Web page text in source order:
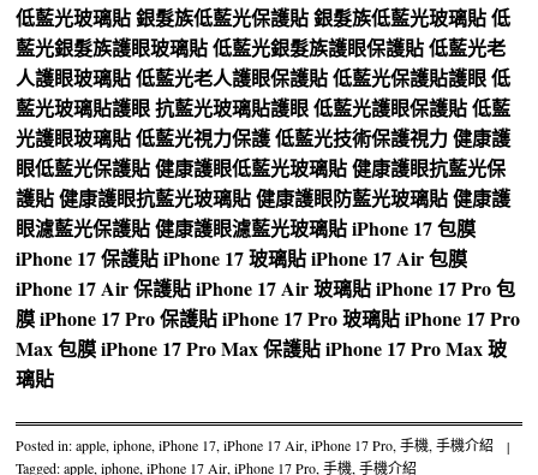
低藍光玻璃貼銀髮族低藍光保護貼銀髮族低藍光玻璃貼低
藍光銀髮族護眼玻璃貼低藍光銀髮族護眼保護貼低藍光老
人護眼玻璃貼低藍光老人護眼保護貼低藍光保護貼護眼低
藍光玻璃貼護眼抗藍光玻璃貼護眼低藍光護眼保護貼低藍
光護眼玻璃貼低藍光視力保護低藍光技術保護視力健康護
眼低藍光保護貼健康護眼低藍光玻璃貼健康護眼抗藍光保
護貼健康護眼抗藍光玻璃貼健康護眼防藍光玻璃貼健康護
眼濾藍光保護貼健康護眼濾藍光玻璃貼iPhone 17 包膜
iPhone 17 保護貼iPhone 17 玻璃貼iPhone 17 Air 包膜
iPhone 17 Air 保護貼iPhone 17 Air 玻璃貼iPhone 17 Pro 包
膜iPhone 17 Pro 保護貼iPhone 17 Pro 玻璃貼iPhone 17 Pro
Max 包膜iPhone 17 Pro Max 保護貼iPhone 17 Pro Max 玻
璃貼
Posted in:apple,iphone,iPhone 17,iPhone 17 Air,iPhone 17 Pro,手機,手機介紹
|
Tagged:apple,iphone,iPhone 17 Air,iPhone 17 Pro,手機,手機介紹